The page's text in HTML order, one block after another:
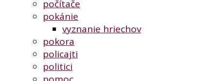
počítače
pokánie
vyznanie hriechov
pokora
policajti
politici